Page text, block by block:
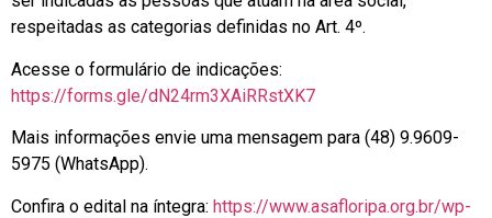
respeitadas as categorias definidas no Art. 4º.
Acesse o formulário de indicações:
https://forms.gle/dN24rm3XAiRRstXK7
Mais informações envie uma mensagem para (48) 9.9609-
5975 (WhatsApp).
Confira o edital na íntegra: https://www.asafloripa.org.br/wp-